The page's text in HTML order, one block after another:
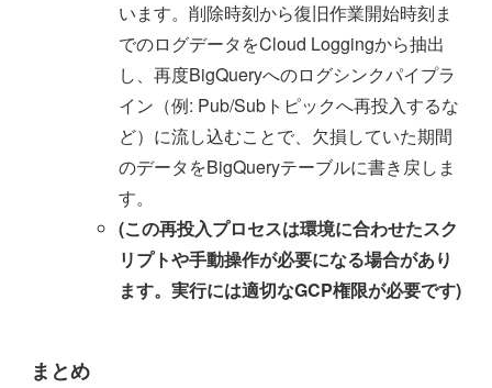
います。削除時刻から復旧作業開始時刻ま
でのログデータをCloud Loggingから抽出
し、再度BigQueryへのログシンクパイプラ
イン（例: Pub/Subトピックへ再投入するな
ど）に流し込むことで、欠損していた期間
のデータをBigQueryテーブルに書き戻しま
す。
(この再投入プロセスは環境に合わせたスク
リプトや手動操作が必要になる場合があり
ます。実行には適切なGCP権限が必要です)
まとめ